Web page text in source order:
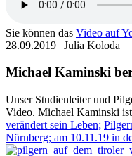
Sie können das Video auf
28.09.2019 | Julia Koloda
Michael Kaminski
Unser Studienleiter und
Video. Michael Kaminski
verändert sein Leben;
Nürnberg; am 10.11.19 in